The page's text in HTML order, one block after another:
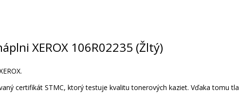
XEROX 106R02235 (Žltý)
certifikát STMC, ktorý testuje kvalitu tonerových kaziet. Vďaka tomu